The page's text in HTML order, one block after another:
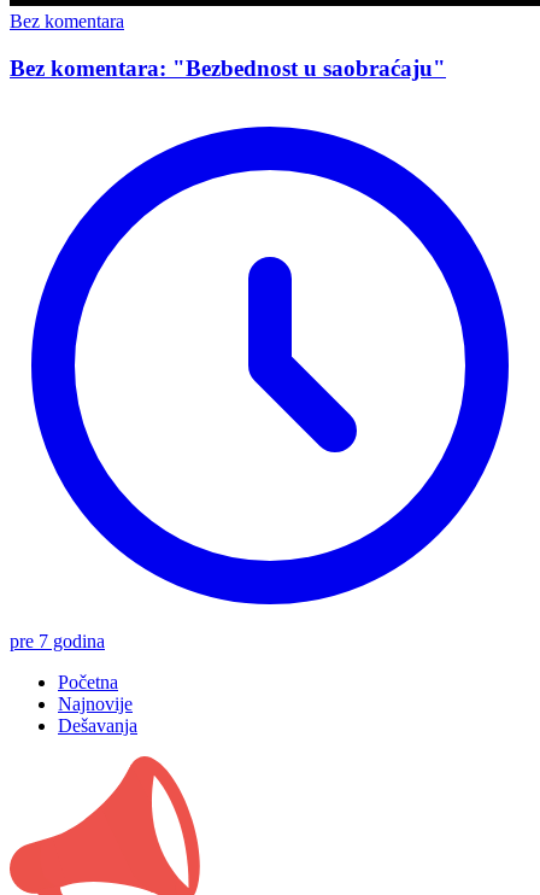
Bez komentara
Bez komentara: "Bezbednost u saobraćaju"
pre 7 godina
Početna
Najnovije
Dešavanja